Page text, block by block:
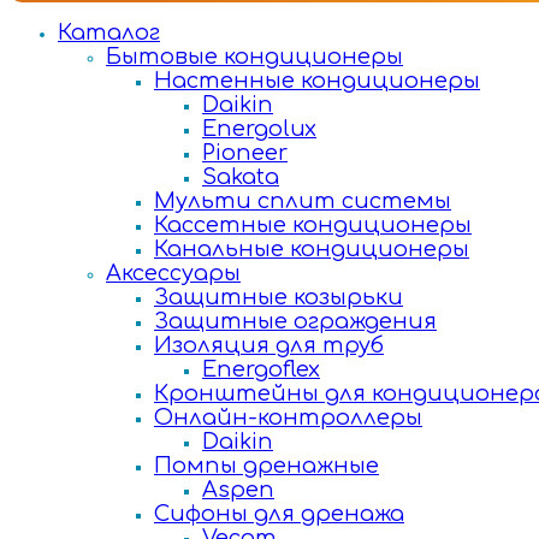
Каталог
Бытовые кондиционеры
Настенные кондиционеры
Daikin
Energolux
Pioneer
Sakata
Мульти сплит системы
Кассетные кондиционеры
Канальные кондиционеры
Аксессуары
Защитные козырьки
Защитные ограждения
Изоляция для труб
Energoflex
Кронштейны для
Онлайн-контроллеры
Daikin
Помпы дренажные
Aspen
Сифоны для дренажа